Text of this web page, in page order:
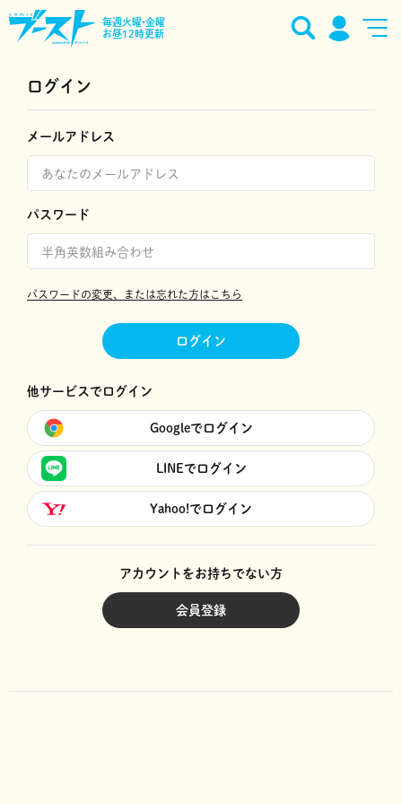
毎週火曜•金曜
お昼12時更新
ログイン
メールアドレス
パスワード
パスワードの変更、または忘れた方はこちら
ログイン
他サービスでログイン
Googleでログイン
LINEでログイン
Yahoo!でログイン
アカウントをお持ちでない方
会員登録